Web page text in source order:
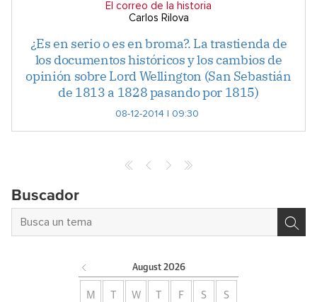
El correo de la historia
Carlos Rilova
¿Es en serio o es en broma?. La trastienda de
los documentos históricos y los cambios de
opinión sobre Lord Wellington (San Sebastián
de 1813 a 1828 pasando por 1815)
08-12-2014 | 09:30
Buscador
August 2026
M W F S S